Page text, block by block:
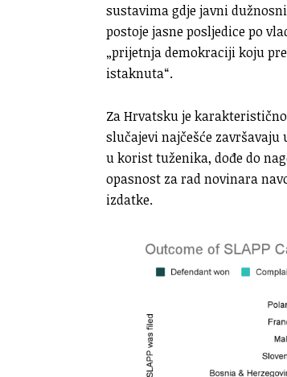
sustavima gdje javni
postoje jasne posljedice po
„prijetnja demokraciji koju
istaknuta“.
Za Hrvatsku je
slučajevi najčešće
u korist tuženika, dođe do
opasnost za rad novinara
izdatke.